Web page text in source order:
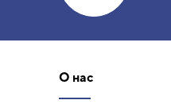
О нас